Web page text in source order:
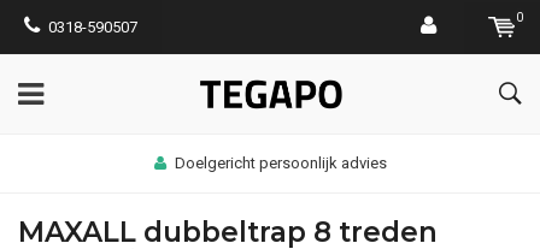
0318-590507
0
Doelgericht persoonlijk advies
MAXALL dubbeltrap 8 treden